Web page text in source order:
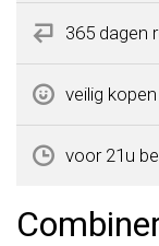
365 dagen
veilig
voor 21u